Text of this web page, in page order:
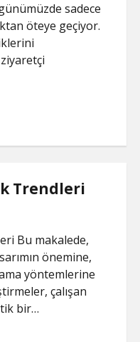
sadece
öteye geçiyor.
Trendleri
Bu makalede,
önemine,
yöntemlerine
çalışan
bir…